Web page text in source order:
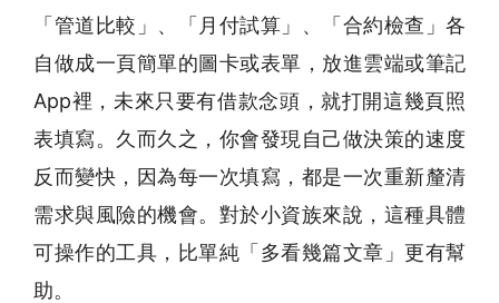
「管道比較」、「月付試算」、「合約檢查」各
自做成一頁簡單的圖卡或表單，放進雲端或筆記
App裡，未來只要有借款念頭，就打開這幾頁照
表填寫。久而久之，你會發現自己做決策的速度
反而變快，因為每一次填寫，都是一次重新釐清
需求與風險的機會。對於小資族來說，這種具體
可操作的工具，比單純「多看幾篇文章」更有幫
助。